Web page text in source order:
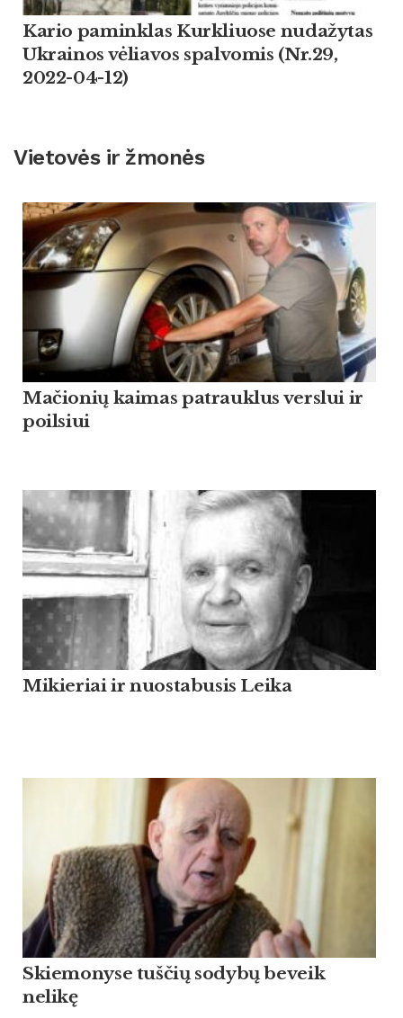
Kario paminklas Kurkliuose nudažytas
Ukrainos vėliavos spalvomis (Nr.29,
2022-04-12)
Vietovės ir žmonės
Mačionių kaimas patrauklus verslui ir
poilsiui
Mikieriai ir nuostabusis Leika
Skiemonyse tuščių sodybų beveik
nelikę